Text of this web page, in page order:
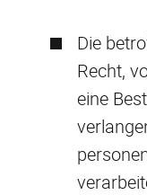
Die
Recht,
eine